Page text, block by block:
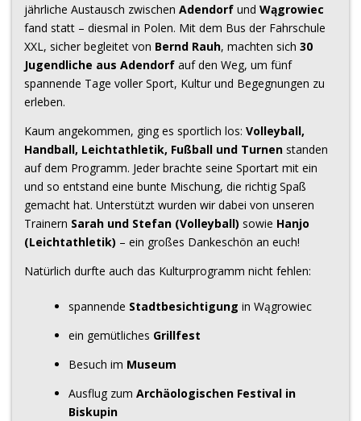
jährliche Austausch zwischen Adendorf und Wągrowiec
fand statt – diesmal in Polen. Mit dem Bus der Fahrschule
XXL, sicher begleitet von Bernd Rauh, machten sich 30
Jugendliche aus Adendorf auf den Weg, um fünf
spannende Tage voller Sport, Kultur und Begegnungen zu
erleben.
Kaum angekommen, ging es sportlich los: Volleyball,
Handball, Leichtathletik, Fußball und Turnen standen
auf dem Programm. Jeder brachte seine Sportart mit ein
und so entstand eine bunte Mischung, die richtig Spaß
gemacht hat. Unterstützt wurden wir dabei von unseren
Trainern Sarah und Stefan (Volleyball) sowie Hanjo
(Leichtathletik) – ein großes Dankeschön an euch!
Natürlich durfte auch das Kulturprogramm nicht fehlen:
spannende Stadtbesichtigung in Wągrowiec
ein gemütliches Grillfest
Besuch im Museum
Ausflug zum Archäologischen Festival in
Biskupin